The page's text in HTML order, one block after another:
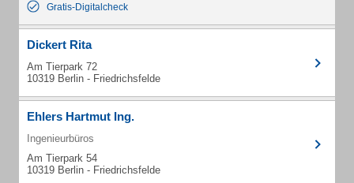
Gratis-Digitalcheck
Dickert Rita
Am Tierpark 72
10319 Berlin - Friedrichsfelde
Ehlers Hartmut Ing.
Ingenieurbüros
Am Tierpark 54
10319 Berlin - Friedrichsfelde